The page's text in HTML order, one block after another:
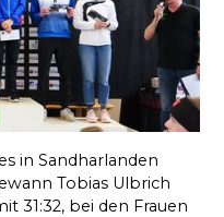
in Sandharlanden
Tobias Ulbrich
31:32, bei den Frauen